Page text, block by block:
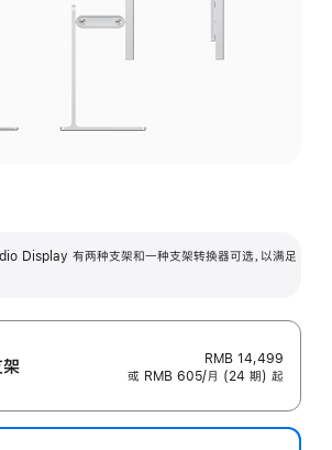
Display 有两种支架和一种支架转换器可选，以满足
架
RMB 14,499
或 RMB 605/月 (24 期) 起